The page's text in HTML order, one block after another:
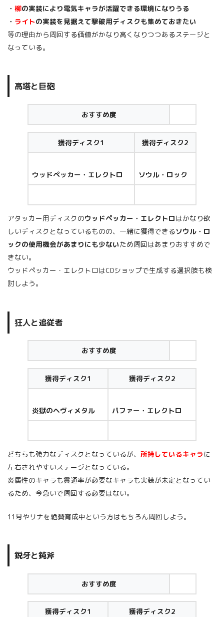
・ 柳の実装により電気キャラが活躍できる環境になりうる
・ ライトの実装を見据えて撃破用ディスクも集めておきたい
等の理由から周回する価値がかなり高くなりつつあるステージと
なっている。
高塔と巨砲
おすすめ度
獲得ディスク1 獲得ディスク2
ウッドペッカー・エレクトロ ソウル・ロック
アタッカー用ディスクのウッドペッカー・エレクトロはかなり欲
しいディスクとなっているものの、一緒に獲得できるソウル・ロ
ックの使用機会があまりにも少ないため周回はあまりおすすめで
きない。
ウッドペッカー・エレクトロはCDショップで生成する選択肢も検
討しよう。
狂人と追従者
おすすめ度
獲得ディスク1 獲得ディスク2
炎獄のヘヴィメタル パファー・エレクトロ
どちらも強力なディスクとなっているが、 所持しているキャラ に
左右されやすいステージとなっている。
炎属性のキャラも貫通率が必要なキャラも実装が未定となってい
るため、今急いで周回する必要はない。
11号やリナを絶賛育成中という方はもちろん周回しよう。
鋭牙と鈍斧
おすすめ度
獲得ディスク1 獲得ディスク2